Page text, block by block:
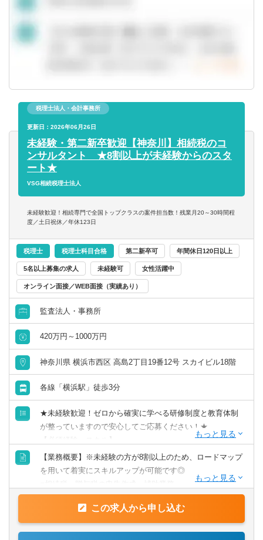
税理士法人・会計事務所
更新日：2026年06月26日
未経験・第二新卒歓迎【神奈川】相続税のコ
ンサルタント ★8割以上が未経験からのスタ
ート★
VSG相続税理士法人
未経験歓迎！相続専門で全国トップクラスの案件担当数！残業月20～30時間程
度／土日祝休／年休123日
税理士 税理士科目合格 第二新卒可 年間休日120日以上
5名以上募集の求人 未経験可 女性活躍中
オンライン面接／WEB面接（実績あり）
監査法人・事務所
420万円～1000万円
神奈川県 横浜市西区 高島2丁目19番12号 スカイビル18階
各線「横浜駅」徒歩3分
★未経験歓迎！ゼロから確実に学べる研修制度と教育体制
が整っていますので安心してご応募ください！★
【必須経験・スキル】
■社会人経験1年以上
※人物重視の採用です！！業種、職種問わずどなたでもご
【歓迎要件】
■ゼロから専門知識を身につけてキャリアアップを目指した
【業務概要】※未経験の方が8割以上のため、ロードマップ
を用いて着実にスキルアップが可能です◎
■希望者にはそのほか相続税対策（保険や資産組み換え）
■争族対策（遺言や家族信託）
■事業承継対策（株価算定等）の提案、税務調査の対応から
この求人から申し込む